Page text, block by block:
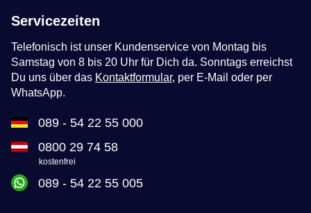
Servicezeiten
Telefonisch ist unser Kundenservice von Montag bis
Samstag von 8 bis 20 Uhr für Dich da. Sonntags erreichst
Du uns über das Kontaktformular, per E-Mail oder per
WhatsApp.
089 - 54 22 55 000
0800 29 74 58
kostenfrei
089 - 54 22 55 005